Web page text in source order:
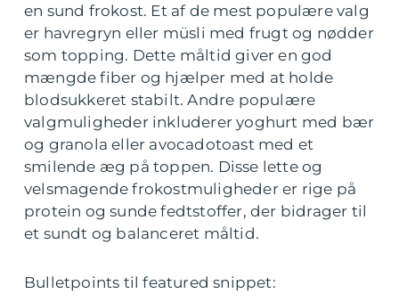
en sund frokost. Et af de mest populære valg
er havregryn eller müsli med frugt og nødder
som topping. Dette måltid giver en god
mængde fiber og hjælper med at holde
blodsukkeret stabilt. Andre populære
valgmuligheder inkluderer yoghurt med bær
og granola eller avocadotoast med et
smilende æg på toppen. Disse lette og
velsmagende frokostmuligheder er rige på
protein og sunde fedtstoffer, der bidrager til
et sundt og balanceret måltid.
Bulletpoints til featured snippet: